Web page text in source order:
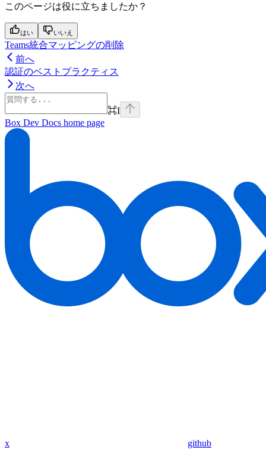
このページは役に立ちましたか？
はい いいえ
Teams統合マッピングの削除
前へ
認証のベストプラクティス
次へ
⌘I
Box Dev Docs home page
x github